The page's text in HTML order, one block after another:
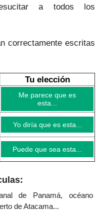
a todos los
correctamente escritas
Tu elección
Me parece que es
esta...
Yo diría que es esta...
Puede que sea esta...
de Panamá, océano
de Atacama...